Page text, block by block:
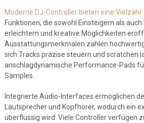
Moderne DJ-Controller bieten eine Vielzahl
Funktionen, die sowohl Einsteigern als
erleichtern und kreative Möglichkeiten
Ausstattungsmerkmalen zählen
sich Tracks präzise steuern und scratchen
anschlagdynamische Performance-Pads
Samples.
Integrierte Audio-Interfaces ermöglichen
Lautsprecher und Kopfhörer, wodurch ein
überflüssig wird. Viele Controller verfügen